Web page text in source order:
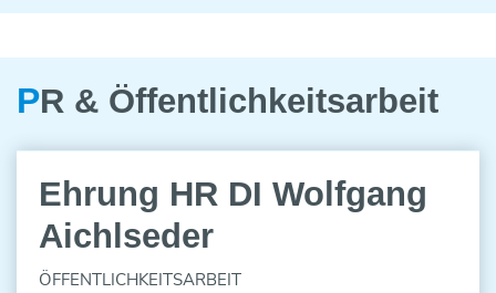
PR & Öffentlich­keitsarbeit
12
SEP
2022
Ehrung HR DI Wolfgang
Aichlseder
ÖFFENTLICHKEITSARBEIT